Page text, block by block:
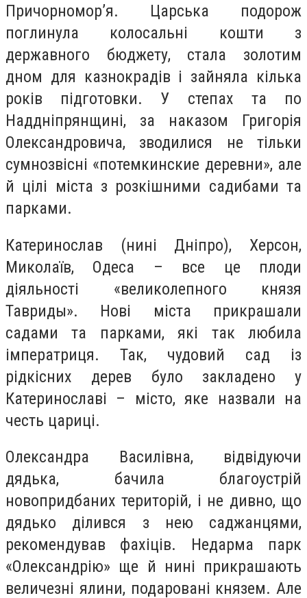
Причорномор’я. Царська подорож
поглинула колосальні кошти з
державного бюджету, стала золотим
дном для казнокрадів і зайняла кілька
років підготовки. У степах та по
Наддніпрянщині, за наказом Григорія
Олександровича, зводилися не тільки
сумнозвісні «потемкинские деревни», але
й цілі міста з розкішними садибами та
парками.
Катеринослав (нині Дніпро), Херсон,
Миколаїв, Одеса – все це плоди
діяльності «великолепного князя
Тавриды». Нові міста прикрашали
садами та парками, які так любила
імператриця. Так, чудовий сад із
рідкісних дерев було закладено у
Катеринославі – місто, яке назвали на
честь цариці.
Олександра Василівна, відвідуючи
дядька, бачила благоустрій
новопридбаних територій, і не дивно, що
дядько ділився з нею саджанцями,
рекомендував фахіців. Недарма парк
«Олександрію» ще й нині прикрашають
величезні ялини, подаровані князем. Але